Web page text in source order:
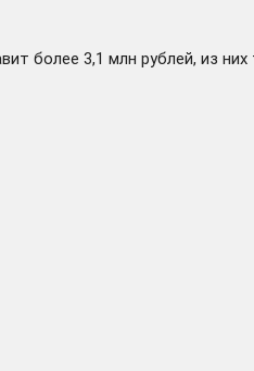
более 3,1 млн рублей, из